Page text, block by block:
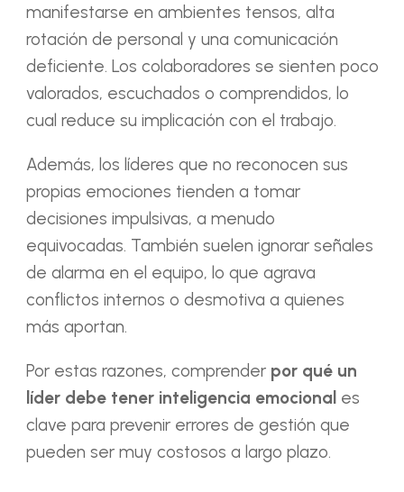
manifestarse en ambientes tensos, alta
rotación de personal y una comunicación
deficiente. Los colaboradores se sienten poco
valorados, escuchados o comprendidos, lo
cual reduce su implicación con el trabajo.
Además, los líderes que no reconocen sus
propias emociones tienden a tomar
decisiones impulsivas, a menudo
equivocadas. También suelen ignorar señales
de alarma en el equipo, lo que agrava
conflictos internos o desmotiva a quienes
más aportan.
Por estas razones, comprender por qué un
líder debe tener inteligencia emocionales
clave para prevenir errores de gestión que
pueden ser muy costosos a largo plazo.